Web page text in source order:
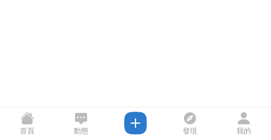
首頁 動態 發現 我的